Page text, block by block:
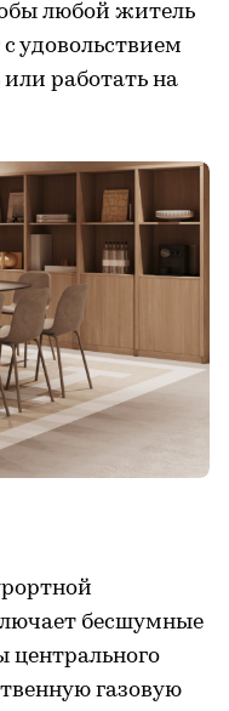
любой житель
удовольствием
работать на
бесшумные
центрального
газовую